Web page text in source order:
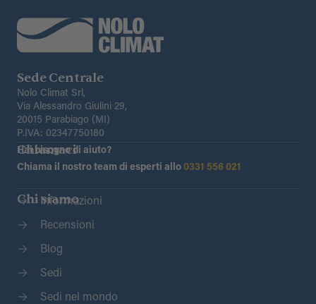
Sede Centrale
Nolo Climat Srl,
Via Alessandro Giulini 29,
20015 Parabiago (MI)
P.IVA: 02347750180
Chiamaci
Hai bisogno di aiuto?
Chiama il nostro team di esperti allo 0331 556 021
Chi siamo
Informazioni
Recensioni
Blog
Sedi
Sedi nel mondo